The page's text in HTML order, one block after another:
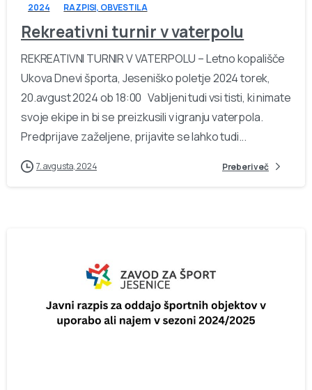
2024 RAZPISI, OBVESTILA
Rekreativni turnir v vaterpolu
REKREATIVNI TURNIR V VATERPOLU – Letno kopališče
Ukova Dnevi športa, Jeseniško poletje 2024 torek,
20.avgust 2024 ob 18:00 Vabljeni tudi vsi tisti, ki nimate
svoje ekipe in bi se preizkusili v igranju vaterpola.
Predprijave zaželjene, prijavite se lahko tudi...
7. avgusta, 2024 Preberi več